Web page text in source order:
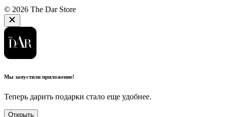
© 2026 The Dar Store
Мы запустили приложение!
Теперь дарить подарки стало еще удобнее.
Открыть